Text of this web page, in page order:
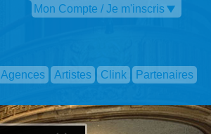
Mon Compte / Je m'inscris
Agences Artistes Clink Partenaires